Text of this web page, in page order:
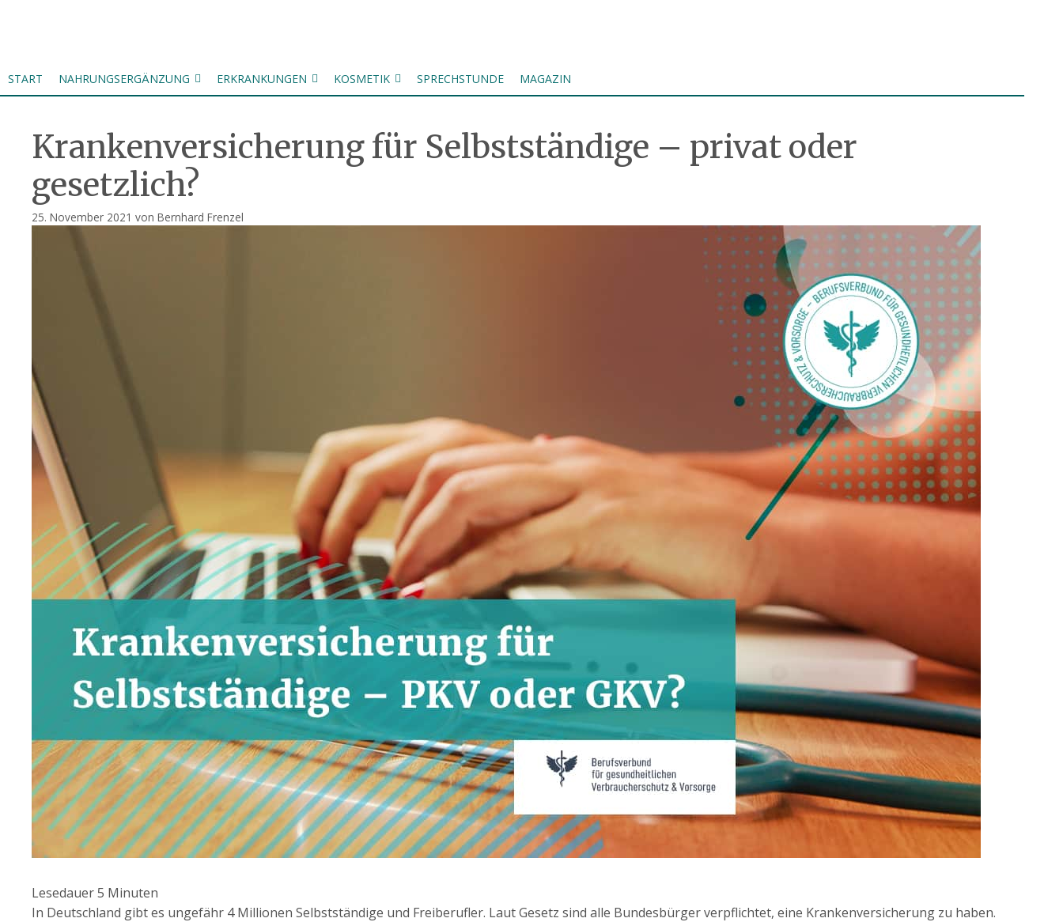
START NAHRUNGSERGÄNZUNG ERKRANKUNGEN KOSMETIK SPRECHSTUNDE MAGAZIN
Krankenversicherung für Selbstständige – privat oder
gesetzlich?
25. November 2021 von Bernhard Frenzel
Lesedauer5 Minuten
In Deutschland gibt es ungefähr 4 Millionen Selbstständige und Freiberufler. Laut Gesetz sind alle Bundesbürger verpflichtet, eine Krankenversicherung zu haben.